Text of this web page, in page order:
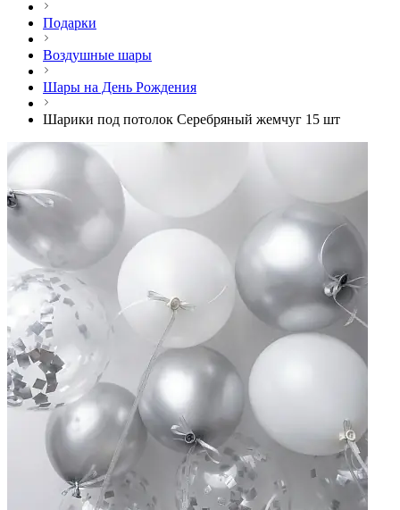
Подарки
Воздушные шары
Шары на День Рождения
Шарики под потолок Серебряный жемчуг 15 шт